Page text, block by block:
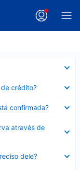
crédito?
confirmada?
através de
dele?